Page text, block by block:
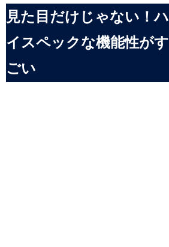
見た目だけじゃない！ハ
イスペックな機能性がす
ごい